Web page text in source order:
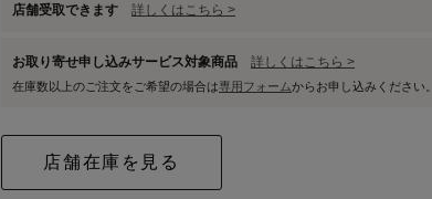
店舗受取できます 詳しくはこちら >
お取り寄せ申し込みサービス対象商品 詳しくはこちら >
在庫数以上のご注文をご希望の場合は専用フォームからお申し込みください。